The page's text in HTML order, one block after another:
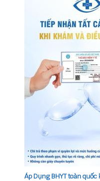
Áp Dụng BHYT toàn